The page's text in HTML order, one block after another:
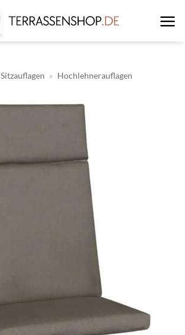
Sitzauflagen » Hochlehnerauflagen